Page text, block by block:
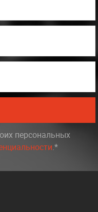
персональных
.*